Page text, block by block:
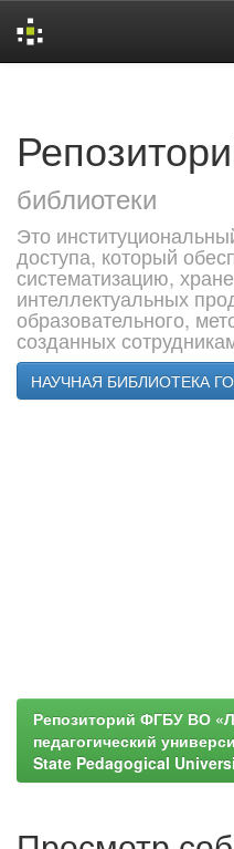
библиотеки
Это
доступа, который
систематизацию,
интеллектуальных
образовательного,
созданных
НАУЧНАЯ БИБЛИОТЕКА
Репозиторий ФГБУ ВО
педагогический
State Pedagogical